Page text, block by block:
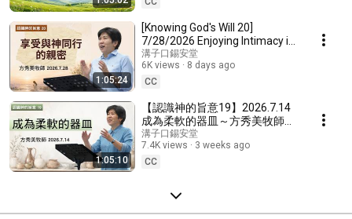
1:05:24
[Knowing God's Will 20]
7/28/2026 Enjoying Intimacy in
Walking with God - Pastor Fang
Hsiu-mei (C...
溝子口錫安堂
6K views
8 days ago
CC
1:05:10
【認識神的旨意19】2026.7.14
成為柔軟的器皿～方秀美牧師
（基督教溝子口錫安堂）
溝子口錫安堂
7.4K views
3 weeks ago
CC